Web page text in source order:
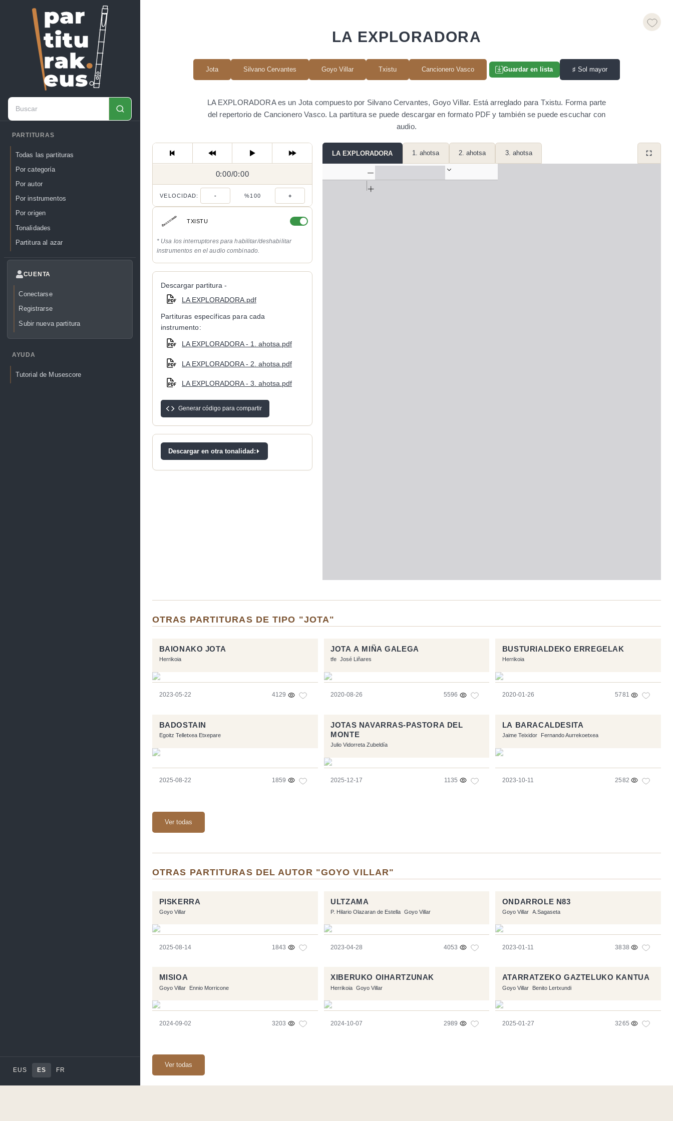
PARTITURAS
Todas las partituras
Por categoría
Por autor
Por instrumentos
Por origen
Tonalidades
Partitura al azar
CUENTA
Conectarse
Registrarse
Subir nueva partitura
AYUDA
Tutorial de Musescore
EUS ES FR
LA EXPLORADORA
Jota Silvano Cervantes Goyo Villar Txistu Cancionero Vasco Guardar en lista ♯ Sol mayor
LA EXPLORADORA es un Jota compuesto por Silvano Cervantes, Goyo Villar. Está arreglado para Txistu. Forma parte
del repertorio de Cancionero Vasco. La partitura se puede descargar en formato PDF y también se puede escuchar con
audio.
0:00/
0:00/0:00
VELOCIDAD: - %100 +
TXISTU
* Usa los interruptores para habilitar/deshabilitar
instrumentos en el audio combinado.
Descargar partitura -
LA EXPLORADORA.pdf
Partituras específicas para cada
instrumento:
LA EXPLORADORA - 1. ahotsa.pdf
LA EXPLORADORA - 2. ahotsa.pdf
LA EXPLORADORA - 3. ahotsa.pdf
Generar código para compartir
Descargar en otra tonalidad:
LA EXPLORADORA 1. ahotsa 2. ahotsa 3. ahotsa
OTRAS PARTITURAS DE TIPO "JOTA"
BAIONAKO JOTA
Herrikoia
2023-05-22 4129
JOTA A MIÑA GALEGA
tfe José Liñares
2020-08-26 5596
BUSTURIALDEKO ERREGELAK
Herrikoia
2020-01-26 5781
BADOSTAIN
Egoitz Telletxea Etxepare
2025-08-22 1859
JOTAS NAVARRAS-PASTORA DEL
MONTE
Julio Vidorreta Zubeldía
2025-12-17 1135
LA BARACALDESITA
Jaime Teixidor Fernando Aurrekoetxea
2023-10-11 2582
Ver todas
OTRAS PARTITURAS DEL AUTOR "GOYO VILLAR"
PISKERRA
Goyo Villar
2025-08-14 1843
ULTZAMA
P. Hilario Olazaran de Estella Goyo Villar
2023-04-28 4053
ONDARROLE N83
Goyo Villar A.Sagaseta
2023-01-11 3838
MISIOA
Goyo Villar Ennio Morricone
2024-09-02 3203
XIBERUKO OIHARTZUNAK
Herrikoia Goyo Villar
2024-10-07 2989
ATARRATZEKO GAZTELUKO KANTUA
Goyo Villar Benito Lertxundi
2025-01-27 3265
Ver todas